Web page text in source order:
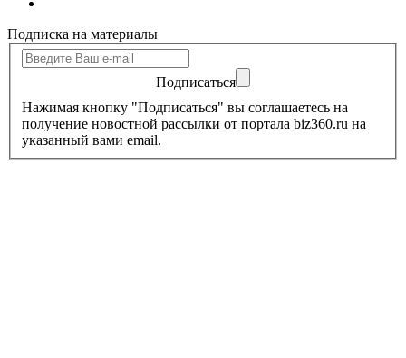
Подписка на материалы
Подписаться
Нажимая кнопку "Подписаться" вы соглашаетесь на
получение новостной рассылки от портала biz360.ru на
указанный вами email.